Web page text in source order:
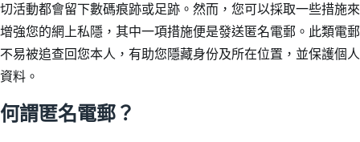
切活動都會留下數碼痕跡或足跡。然而，您可以採取一些措施來
增強您的網上私隱，其中一項措施便是發送匿名電郵。此類電郵
不易被追查回您本人，有助您隱藏身份及所在位置，並保護個人
資料。
何謂匿名電郵？